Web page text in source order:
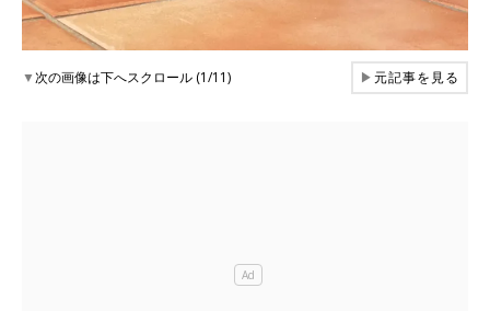
▼次の画像は下へスクロール (1/11) ▶元記事を見る